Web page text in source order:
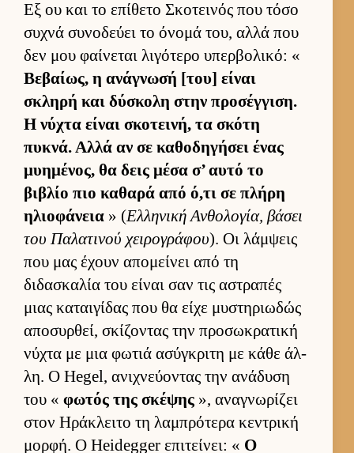
Εξ ου και το επίθετο Σκοτει­νός που τόσο
συχνά συνοδεύει το όνομά του, αλλά που
δεν μου φαί­νεται λιγότερο υπερ­βολικό: «
Βεβαί­ως, η ανάγνωσή [του] εί­ναι
σκληρή και δύσκολη στην προσέγ­γιση.
Η νύχτα εί­ναι σκοτει­νή, τα σκότη
πυκνά. Αλλά αν σε καθοδηγήσει ένας
μυημένος, θα δεις μέσα σ’ αυτό το
βιβλίο πιο καθαρά από ό,τι σε πλήρη
ηλιο­φάνεια » (Ελ­ληνική Αν­θολογία, βάσει
του Παλατινού χει­ρογράφου). Οι λάμ­ψεις
που μας έχουν απομεί­νει από τη
διδασκαλία του εί­ναι σαν τις αστραπές
μιας καται­γίδας που θα είχε μυστηριω­δώς
αποσυρ­θεί, σκίζοντας την προσωκρατική
νύχτα με μια φωτιά ασύγκριτη με κάθε άλ­
λη. Ο Hegel, ανιχνεύ­οντας την ανάδυση
του « φωτός της σκέψης », αναγνωρίζει
στον Ηράκλειτο τη λαμπρότερα κεντρική
μορ­φή. Ο Heidegger επιτεί­νει: « Ο